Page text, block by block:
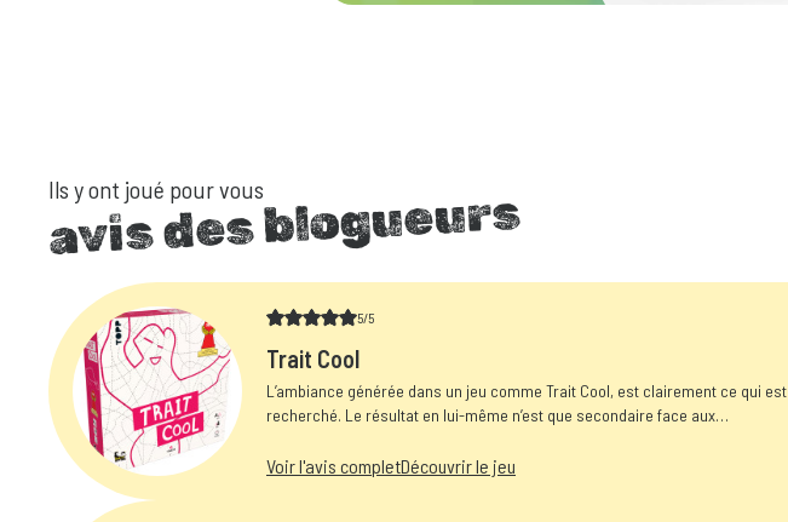
Ils y ont joué pour vous
avis des blogueurs
5/5
Trait Cool
L’ambiance générée dans un jeu comme Trait Cool, est clairement ce qui est
recherché. Le résultat en lui-même n’est que secondaire face aux
Voir l'avis completDécouvrir le jeu